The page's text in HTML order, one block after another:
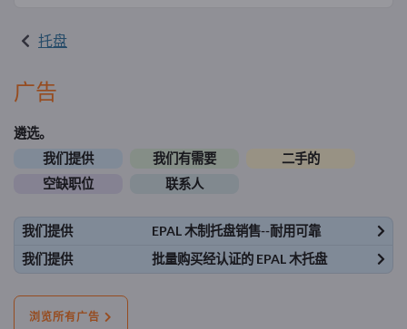
托盘
广告
遴选。
我们提供
我们有需要
二手的
空缺职位
联系人
我们提供
EPAL 木制托盘销售--耐用可靠
我们提供
批量购买经认证的 EPAL 木托盘
浏览所有广告